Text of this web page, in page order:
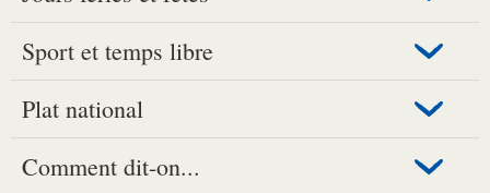
Sport et temps libre
Plat national
Comment dit-on...